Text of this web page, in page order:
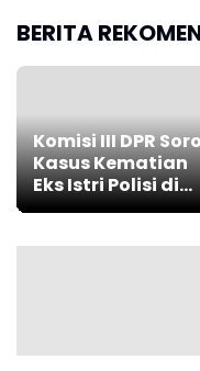
Narkoba secara
BERITA
Medan